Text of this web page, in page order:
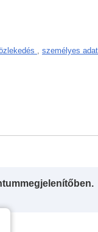
, személyes